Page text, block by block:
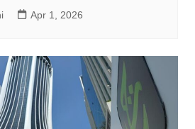
Apr 1, 2026